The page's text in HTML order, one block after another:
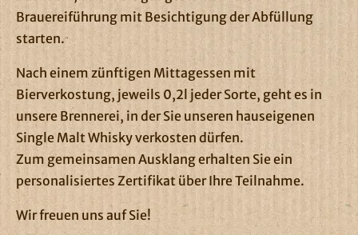
Brauereiführung mit Besichtigung der Abfüllung
starten.
Nach einem zünftigen Mittagessen mit
Bierverkostung, jeweils 0,2l jeder Sorte, geht es in
unsere Brennerei, in der Sie unseren hauseigenen
Single Malt Whisky verkosten dürfen.
Zum gemeinsamen Ausklang erhalten Sie ein
personalisiertes Zertifikat über Ihre Teilnahme.
Wir freuen uns auf Sie!